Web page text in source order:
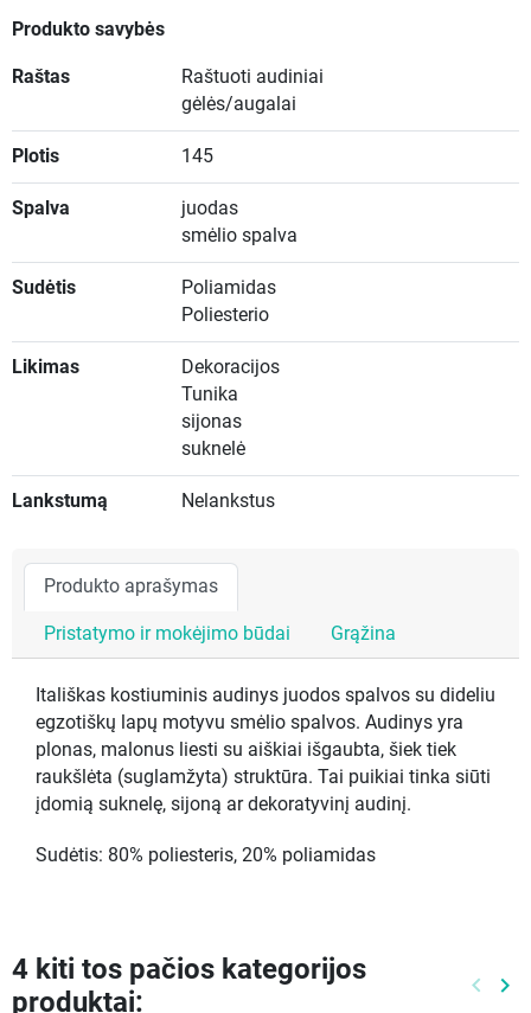
Produkto savybės
Raštas
Raštuoti audiniai
gėlės/augalai
Plotis 145
Spalva
juodas
smėlio spalva
Sudėtis
Poliamidas
Poliesterio
Likimas
Dekoracijos
Tunika
sijonas
suknelė
Lankstumą Nelankstus
Produkto aprašymas
Pristatymo ir mokėjimo būdai Grąžina
Itališkas kostiuminis audinys juodos spalvos su dideliu
egzotiškų lapų motyvu smėlio spalvos. Audinys yra
plonas, malonus liesti su aiškiai išgaubta, šiek tiek
raukšlėta (suglamžyta) struktūra. Tai puikiai tinka siūti
įdomią suknelę, sijoną ar dekoratyvinį audinį.
Sudėtis: 80% poliesteris, 20% poliamidas
4 kiti tos pačios kategorijos
produktai:
keyboard_arrow_left keyboard_arrow_right